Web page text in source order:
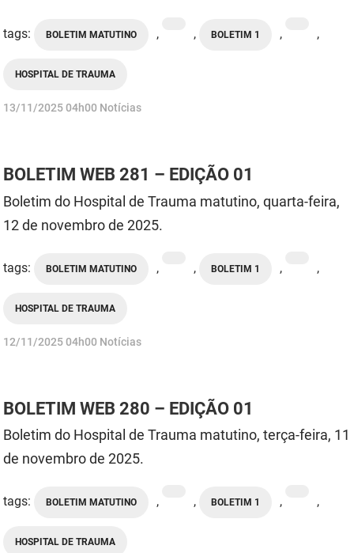
Ouvidoria Geral do Estado
PAP
PBGÁS
PBTUR
SUDEMA
tags: BOLETIM MATUTINO , , BOLETIM 1 , ,
HOSPITAL DE TRAUMA
publicado
13/11/202504h00 Notícias
BOLETIM WEB 281 – EDIÇÃO 01
Boletim do Hospital de Trauma matutino, quarta-feira,
12 de novembro de 2025.
tags: BOLETIM MATUTINO , , BOLETIM 1 , ,
HOSPITAL DE TRAUMA
publicado
12/11/202504h00 Notícias
BOLETIM WEB 280 – EDIÇÃO 01
Boletim do Hospital de Trauma matutino, terça-feira, 11
de novembro de 2025.
tags: BOLETIM MATUTINO , , BOLETIM 1 , ,
HOSPITAL DE TRAUMA